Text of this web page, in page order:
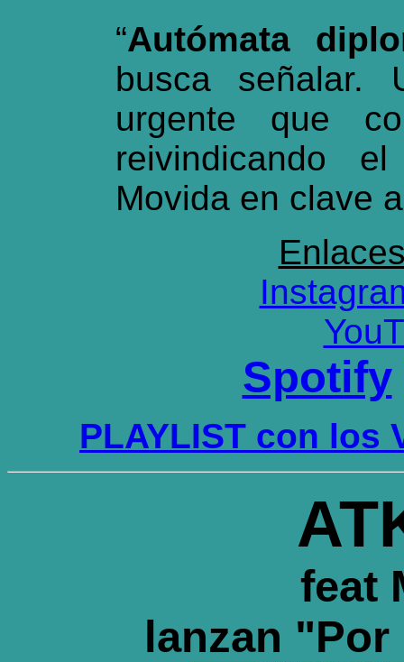
“Autómata
busca señalar.
urgente que
reivindicando
Movida en clave
Spotify
PLAYLIST con los
feat
lanzan